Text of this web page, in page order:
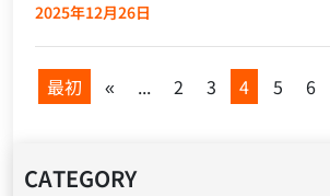
2025年12月26日
最初 « ... 2 3 4 5 6
CATEGORY